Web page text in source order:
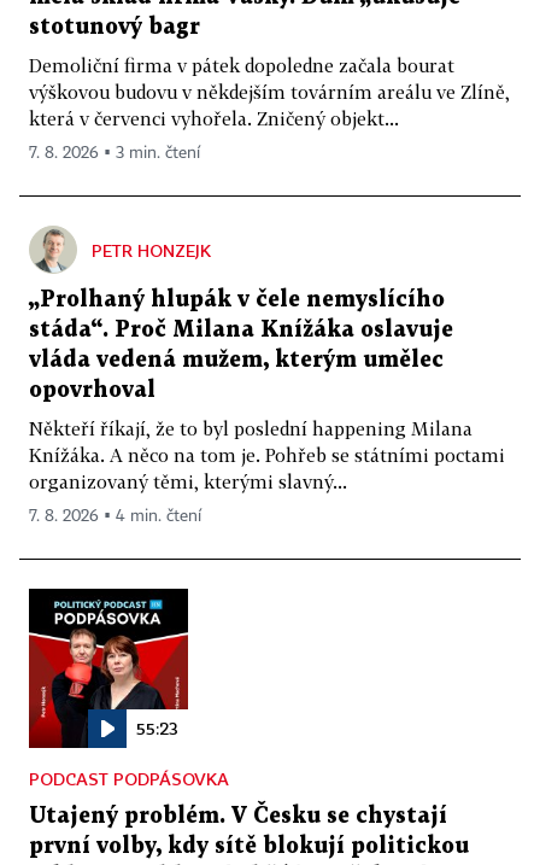
stotunový bagr
Demoliční firma v pátek dopoledne začala bourat
výškovou budovu v někdejším továrním areálu ve Zlíně,
která v červenci vyhořela. Zničený objekt...
7. 8. 2026 ▪ 3 min. čtení
PETR HONZEJK
„Prolhaný hlupák v čele nemyslícího
stáda“. Proč Milana Knížáka oslavuje
vláda vedená mužem, kterým umělec
opovrhoval
Někteří říkají, že to byl poslední happening Milana
Knížáka. A něco na tom je. Pohřeb se státními poctami
organizovaný těmi, kterými slavný...
7. 8. 2026 ▪ 4 min. čtení
55:23
PODCAST PODPÁSOVKA
Utajený problém. V Česku se chystají
první volby, kdy sítě blokují politickou